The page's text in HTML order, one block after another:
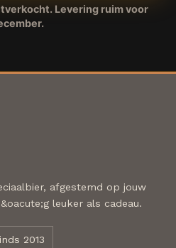
Levering ruim voor
afgestemd op jouw
leuker als cadeau.
2013